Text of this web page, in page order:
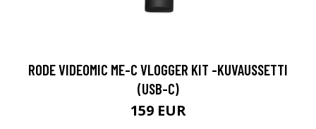
RODE VIDEOMIC ME-C VLOGGER KIT -KUVAUSSETTI
(USB-C)
159 EUR